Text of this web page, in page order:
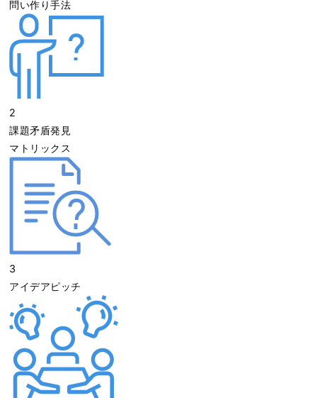
問い作り手法
2
課題矛盾発見
マトリックス
3
アイデアピッチ